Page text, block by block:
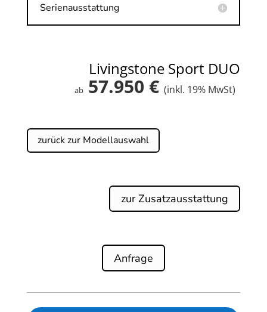
Serienausstattung
Livingstone Sport DUO
ab 57.950 €(inkl. 19% MwSt)
zurück zur Modellauswahl
zur Zusatzausstattung
Anfrage